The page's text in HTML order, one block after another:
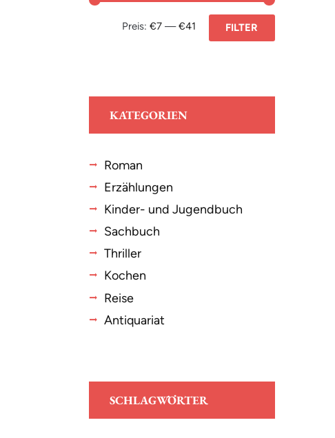
FILTER
Preis:€7 —€41
KATEGORIEN
Roman
Erzählungen
Kinder- und Jugendbuch
Sachbuch
Thriller
Kochen
Reise
Antiquariat
SCHLAGWÖRTER